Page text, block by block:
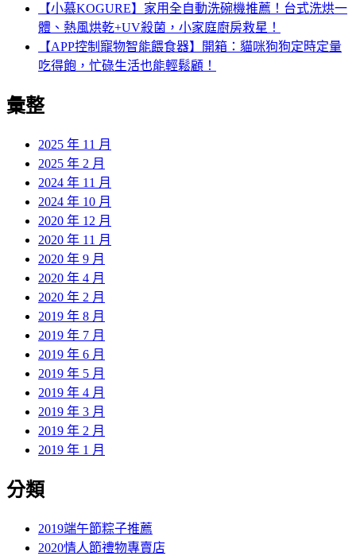
【小慕KOGURE】家用全自動洗碗機推薦！台式洗烘一
體、熱風烘乾+UV殺菌，小家庭廚房救星！
【APP控制寵物智能餵食器】開箱：貓咪狗狗定時定量
吃得飽，忙碌生活也能輕鬆顧！
彙整
2025 年 11 月
2025 年 2 月
2024 年 11 月
2024 年 10 月
2020 年 12 月
2020 年 11 月
2020 年 9 月
2020 年 4 月
2020 年 2 月
2019 年 8 月
2019 年 7 月
2019 年 6 月
2019 年 5 月
2019 年 4 月
2019 年 3 月
2019 年 2 月
2019 年 1 月
分類
2019端午節粽子推薦
2020情人節禮物專賣店